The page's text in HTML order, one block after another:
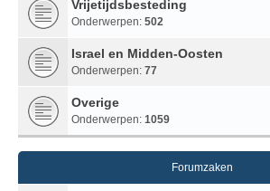
Vrijetijdsbesteding
Onderwerpen: 502
Israel en Midden-Oosten
Onderwerpen: 77
Overige
Onderwerpen: 1059
Forumzaken